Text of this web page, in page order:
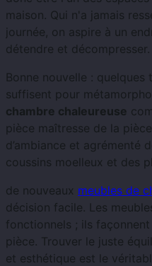
maison. Qui n'a jamais
journée, on aspire à un
détendre et décompresser.
Bonne nouvelle : quelques
suffisent pour
chambre chaleureuse
pièce maîtresse de la
d’ambiance et agrémenté
coussins moelleux et des
de nouveaux meubles de
décision facile. Les
fonctionnels ; ils
pièce. Trouver le juste
et esthétique est le